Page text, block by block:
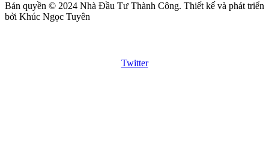
Bản quyền © 2024 Nhà Đầu Tư Thành Công. Thiết kế và phát triển
bởi Khúc Ngọc Tuyên
Twitter